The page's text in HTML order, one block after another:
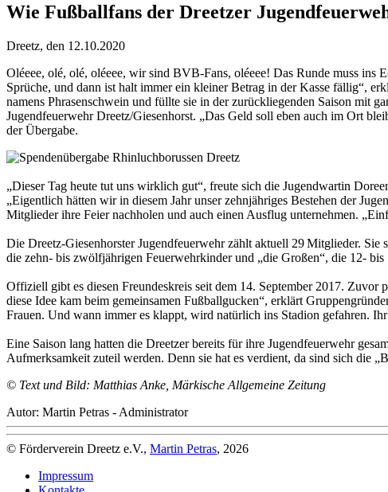
Wie Fußballfans der Dreetzer
Dreetz, den 12.10.2020
Oléeee, olé, olé, oléeee, wir sind BVB-Fans, oléeee! Das Runde muss ins
Sprüche, und dann ist halt immer ein kleiner Betrag in der Kasse fällig“,
namens Phrasenschwein und füllte sie in der zurückliegenden Saison mit
Jugendfeuerwehr Dreetz/Giesenhorst. „Das Geld soll eben auch im Ort
der Übergabe.
„Dieser Tag heute tut uns wirklich gut“, freute sich die Jugendwartin
„Eigentlich hätten wir in diesem Jahr unser zehnjähriges Bestehen der
Mitglieder ihre Feier nachholen und auch einen Ausflug unternehmen.
Die Dreetz-Giesenhorster Jugendfeuerwehr zählt aktuell 29 Mitglieder.
die zehn- bis zwölfjährigen Feuerwehrkinder und „die Großen“, die 12-
Offiziell gibt es diesen Freundeskreis seit dem 14. September 2017. Zuvor
diese Idee kam beim gemeinsamen Fußballgucken“, erklärt
Frauen. Und wann immer es klappt, wird natürlich ins Stadion gefahren.
Eine Saison lang hatten die Dreetzer bereits für ihre Jugendfeuerwehr
Aufmerksamkeit zuteil werden. Denn sie hat es verdient, da sind sich die
© Text und Bild: Matthias Anke, Märkische Allgemeine Zeitung
Autor: Martin Petras - Administrator
© Förderverein Dreetz e.V., Martin Petras, 2026
Impressum